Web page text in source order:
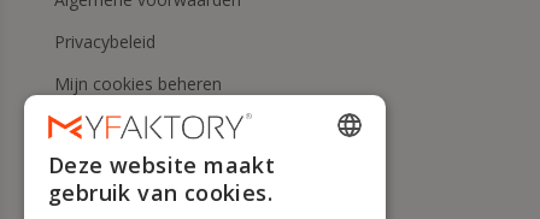
Privacybeleid
Mijn cookies beheren
Herroepingsrecht en
Hulp
Deze website maakt
gebruik van cookies.